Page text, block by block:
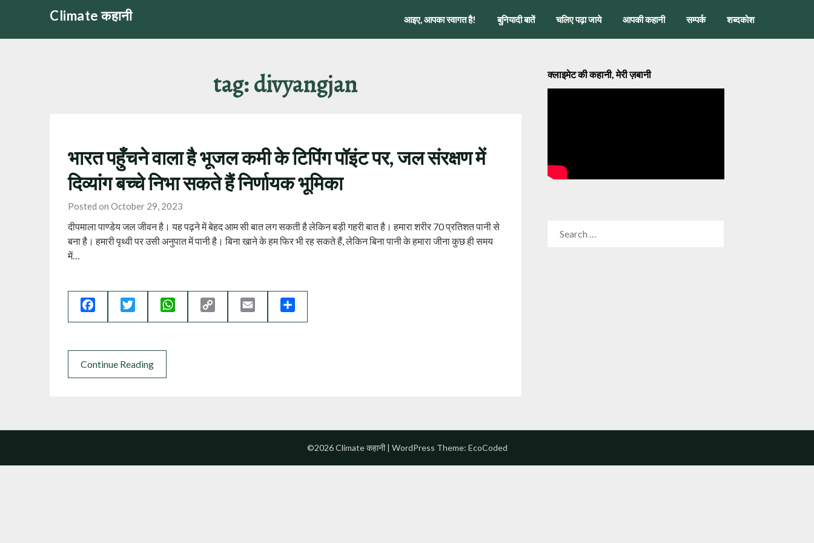
content
Climate कहानी आइए, आपका स्वागत है! बुनियादी बातें चलिए पढ़ा जाये आपकी कहानी सम्पर्क शब्दकोश
tag:divyangjan
भारत पहुँचने वाला है भूजल कमी के टिपिंग पॉइंट पर, जल संरक्षण में
दिव्यांग बच्चे निभा सकते हैं निर्णायक भूमिका
Posted on October 29, 2023
दीपमाला पाण्डेय जल जीवन है। यह पढ़ने में बेहद आम सी बात लग सकती है लेकिन बड़ी गहरी बात है। हमारा शरीर 70 प्रतिशत पानी से
बना है। हमारी पृथ्वी पर उसी अनुपात में पानी है। बिना खाने के हम फिर भी रह सकते हैं, लेकिन बिना पानी के हमारा जीना कुछ ही समय
में…
Facebook Twitter WhatsApp
Link
Continue Reading
क्लाइमेट की कहानी, मेरी ज़बानी
©2026 Climate कहानी| WordPress Theme: EcoCoded